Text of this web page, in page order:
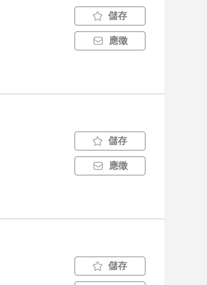
儲存
應徵
儲存
應徵
儲存